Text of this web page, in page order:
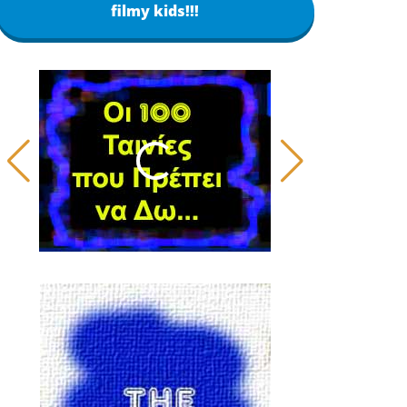
filmy kids!!!